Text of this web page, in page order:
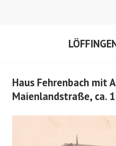
Haus Fehrenbach mit
Maienlandstraße, ca.